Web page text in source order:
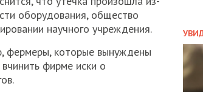
оборудования, общество
научного учреждения.
фермеры, которые вынуждены
фирме иски о